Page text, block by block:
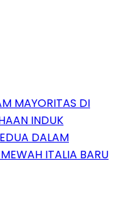
MAYORITAS DI
INDUK
DALAM
ITALIA BARU